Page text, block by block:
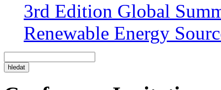
3rd Edition Global
Renewable Energy